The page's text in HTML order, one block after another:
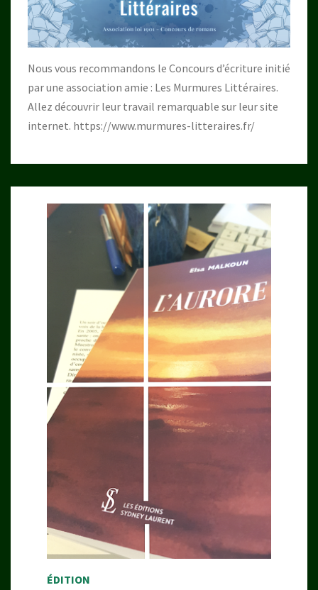
Nous vous recommandons le Concours d’écriture initié
par une association amie : Les Murmures Littéraires.
Allez découvrir leur travail remarquable sur leur site
internet. https://www.murmures-litteraires.fr/
ÉDITION